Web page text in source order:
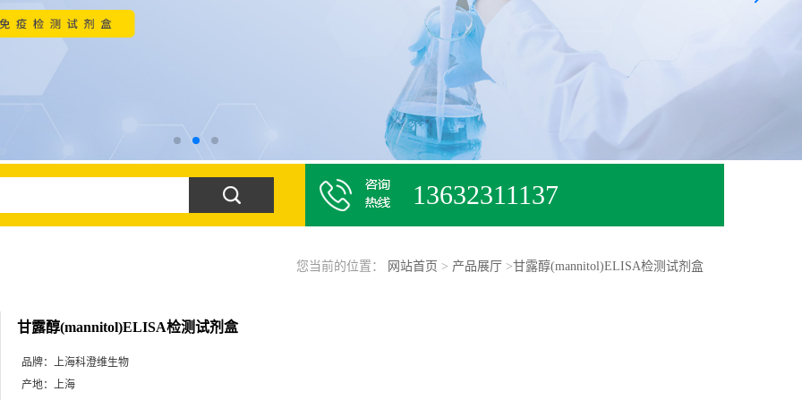
13632311137
您当前的位置： 网站首页 > 产品展厅 >甘露醇(mannitol)ELISA检测试剂盒
甘露醇(mannitol)ELISA检测试剂盒
品牌： 上海科澄维生物
产地： 上海